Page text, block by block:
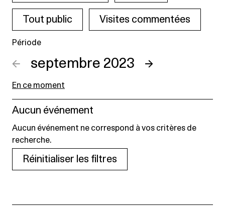
Tout public Visites commentées
Période
← septembre 2023 →
En ce moment
Aucun événement
Aucun événement ne correspond à vos critères de
recherche.
Réinitialiser les filtres